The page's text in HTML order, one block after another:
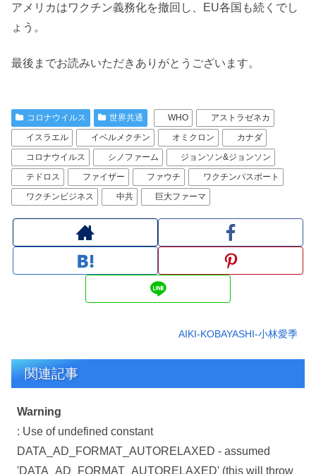
アメリカはワクチン義務化を撤回し、EU各国も続くでし
ょう。
最後までお読みいただきありがとうございます。
コロナウイルス 世界共通 WHO
アストラゼネカ
イスラエル
イベルメクチン オミクロン
カナダ
コロナウイルス
シノファーム
ジョンソン&ジョンソン
テドロス
ファイザー ファウチ
ワクチンパスポート
ワクチンビジネス
中共 巨大ファーマ
AIKI-KOBAYASHI-小林愛季
関連記事
Warning
: Use of undefined constant
DATA_AD_FORMAT_AUTORELAXED - assumed
'DATA_AD_FORMAT_AUTORELAXED' (this will throw